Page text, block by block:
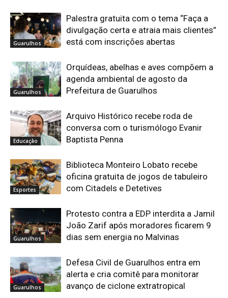
Guarulhos
Palestra gratuita com o tema “Faça a
divulgação certa e atraia mais clientes”
está com inscrições abertas
Guarulhos
Orquídeas, abelhas e aves compõem a
agenda ambiental de agosto da
Prefeitura de Guarulhos
Educação
Arquivo Histórico recebe roda de
conversa com o turismólogo Evanir
Baptista Penna
Esportes
Biblioteca Monteiro Lobato recebe
oficina gratuita de jogos de tabuleiro
com Citadels e Detetives
Guarulhos
Protesto contra a EDP interdita a Jamil
João Zarif após moradores ficarem 9
dias sem energia no Malvinas
Guarulhos
Defesa Civil de Guarulhos entra em
alerta e cria comitê para monitorar
avanço de ciclone extratropical